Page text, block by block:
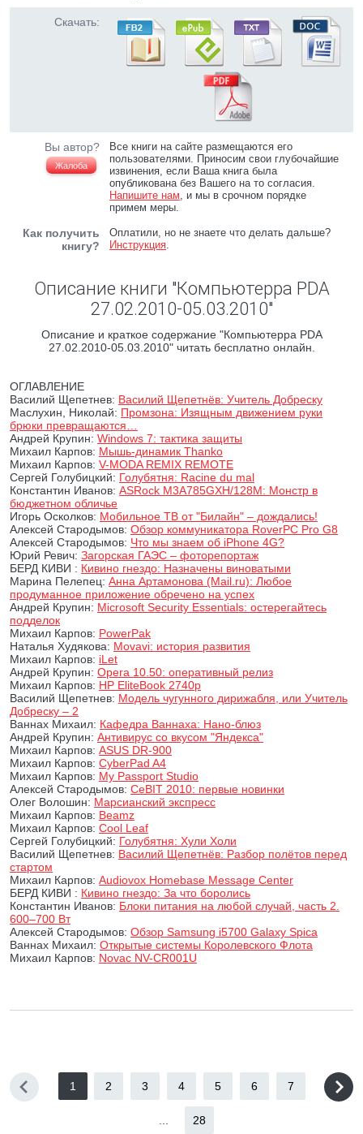
Скачать:
Вы автор?
Жалоба
Все книги на сайте размещаются его
пользователями. Приносим свои глубочайшие
извинения, если Ваша книга была
опубликована без Вашего на то согласия.
Напишите нам, и мы в срочном порядке
примем меры.
Как получить
книгу?
Оплатили, но не знаете что делать дальше?
Инструкция.
Описание книги "Компьютерра PDA
27.02.2010-05.03.2010"
Описание и краткое содержание "Компьютерра PDA
27.02.2010-05.03.2010" читать бесплатно онлайн.
ОГЛАВЛЕНИЕ
Василий Щепетнев: Василий Щепетнёв: Учитель Добреску
Маслухин, Николай: Промзона: Изящным движением руки
брюки превращаются…
Андрей Крупин: Windows 7: тактика защиты
Михаил Карпов: Мышь-динамик Thanko
Михаил Карпов: V-MODA REMIX REMOTE
Сергей Голубицкий: Голубятня: Racine du mal
Константин Иванов: ASRock M3A785GXH/128M: Монстр в
бюджетном обличье
Игорь Осколков: Мобильное ТВ от "Билайн" – дождались!
Алексей Стародымов: Обзор коммуникатора RoverPC Pro G8
Алексей Стародымов: Что мы знаем об iPhone 4G?
Юрий Ревич: Загорская ГАЭС – фоторепортаж
БЕРД КИВИ : Кивино гнездо: Назначены виноватыми
Марина Пелепец: Анна Артамонова (Mail.ru): Любое
продуманное приложение обречено на успех
Андрей Крупин: Microsoft Security Essentials: остерегайтесь
подделок
Михаил Карпов: PowerPak
Наталья Худякова: Movavi: история развития
Михаил Карпов: iLet
Андрей Крупин: Opera 10.50: оперативный релиз
Михаил Карпов: HP EliteBook 2740p
Василий Щепетнев: Модель чугунного дирижабля, или Учитель
Добреску – 2
Ваннах Михаил: Кафедра Ваннаха: Нано-блюз
Андрей Крупин: Антивирус со вкусом "Яндекса"
Михаил Карпов: ASUS DR-900
Михаил Карпов: CyberPad A4
Михаил Карпов: My Passport Studio
Алексей Стародымов: CeBIT 2010: первые новинки
Олег Волошин: Марсианский экспресс
Михаил Карпов: Beamz
Михаил Карпов: Cool Leaf
Сергей Голубицкий: Голубятня: Хули Холи
Василий Щепетнев: Василий Щепетнёв: Разбор полётов перед
стартом
Михаил Карпов: Audiovox Homebase Message Center
БЕРД КИВИ : Кивино гнездо: За что боролись
Константин Иванов: Блоки питания на любой случай, часть 2.
600–700 Вт
Алексей Стародымов: Обзор Samsung i5700 Galaxy Spica
Ваннах Михаил: Открытые системы Королевского Флота
Михаил Карпов: Novac NV-CR001U
1 2 3 4 5 6 7
28